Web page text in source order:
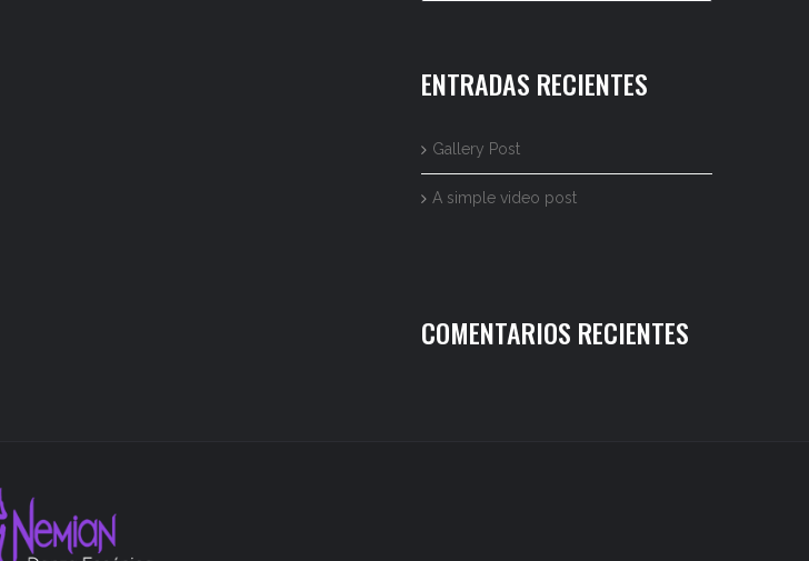
ENTRADAS RECIENTES
Gallery Post
A simple video post
COMENTARIOS RECIENTES